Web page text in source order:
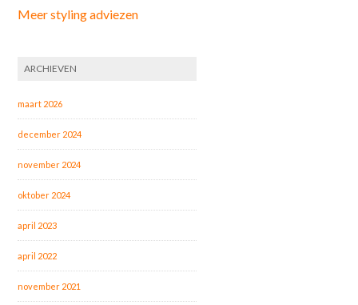
Meer styling adviezen
ARCHIEVEN
maart 2026
december 2024
november 2024
oktober 2024
april 2023
april 2022
november 2021